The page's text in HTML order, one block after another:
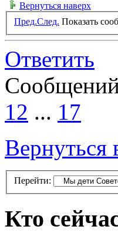
Вернуться наверх
Пред.След. Показать
Ответить
12 ... 17
Перейти:
Кто